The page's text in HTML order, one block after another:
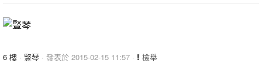
6 樓 · 豎琴 · 發表於 2015-02-15 11:57 · 檢舉